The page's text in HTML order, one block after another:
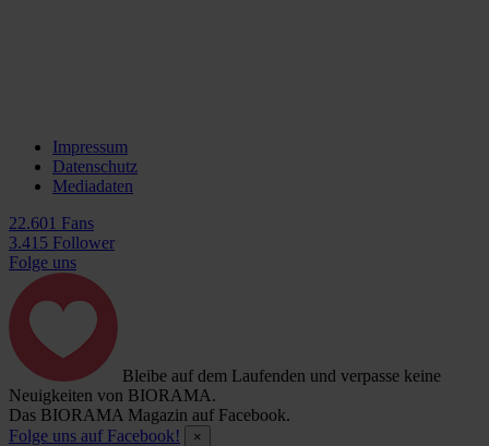
Impressum
Datenschutz
Mediadaten
22.601 Fans
3.415 Follower
Folge uns
Bleibe auf dem Laufenden und verpasse keine
Neuigkeiten von BIORAMA.
Das BIORAMA Magazin auf Facebook.
Folge uns auf Facebook!
×